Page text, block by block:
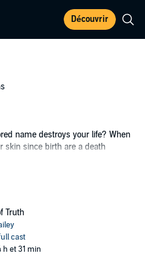
Découvrir
name destroys your life? When
skin since birth are a death
stay alive. When a royal family
and they demand her
at freedom and the name that's
can’t even read, a name she
Truth
cast
h et 31 min